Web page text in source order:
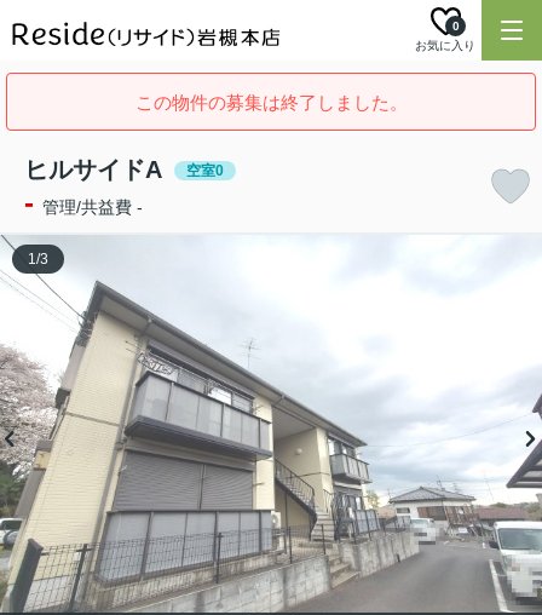
お気に入り
0
この物件の募集は終了しました。
ヒルサイドA 空室0
- 管理/共益費 -
1/3